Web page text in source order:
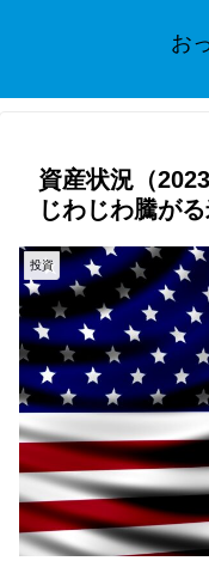
お
資産状況（
じわじわ騰が
投資